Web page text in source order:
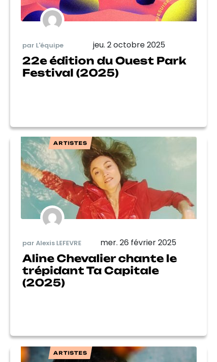
par L'équipe jeu. 2 octobre 2025
22e édition du Ouest Park
Festival (2025)
ARTISTES
par Alexis LEFEVRE mer. 26 février 2025
Aline Chevalier chante le
trépidant Ta Capitale
(2025)
ARTISTES